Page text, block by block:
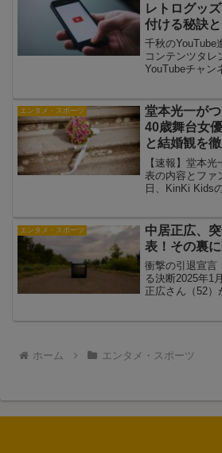
レトログッ
付ける秘訣
千秋のYouTube
コンテンツタレ
YouTubeチャン
YouTube」を通
ています。最
品紹介動画が話
動画では、ジュ
エンタメ・スポーツ
堂本光一が
40歳舞台女
と結婚観を
【速報】堂本
表の内容とファ
日、KinKi Kids
が公式サイトを
た。公式発表で
ています。「私
ねて...
エンタメ・スポーツ
中居正広、
表！その裏
衝撃の引退宣言
る決断2025年1
正広さん（52）
の引退を発表し
せは、中居さ
ホーム エンタメ・スポーツ